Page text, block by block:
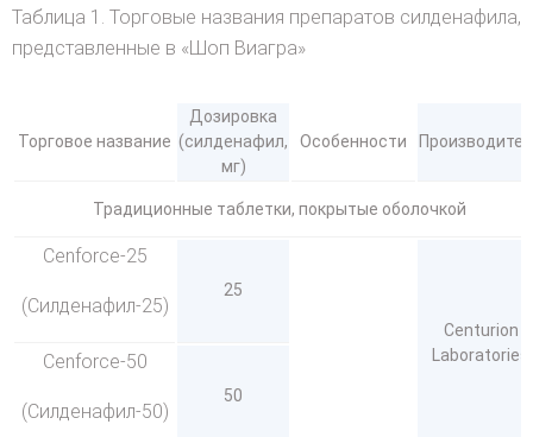
Таблица 1. Торговые названия препаратов силденафила,
представленные в «Шоп Виагра»
Торговое название
Дозировка
(силденафил,
мг)
Особенности
Традиционные таблетки, покрытые оболочкой
Cenforce-25
(Силденафил-25)
25
Centurion
Laboratories
Cenforce-50
(Силденафил-50)
50